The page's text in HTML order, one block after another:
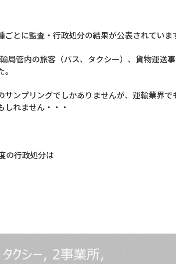
とに監査・行政処分の結果が公表されていま
局管内の旅客（バス、タクシー）、貨物運送
サンプリングでしかありませんが、運輸業界
しれません・・・
の行政処分は